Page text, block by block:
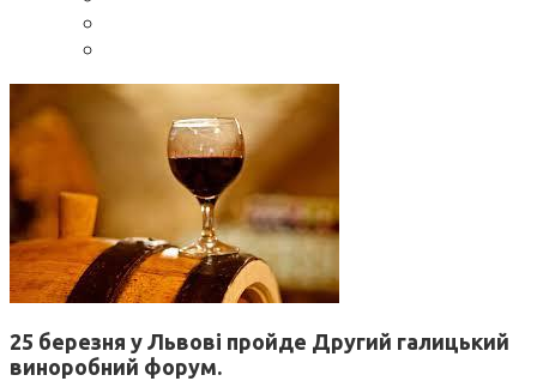
25 березня у Львові пройде Другий галицький
виноробний форум.